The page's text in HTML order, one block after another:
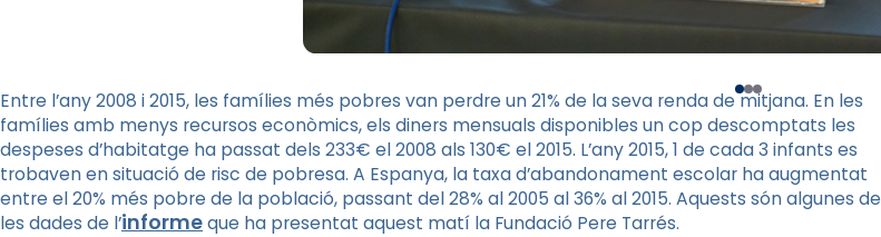
Entre l’any 2008 i 2015, les famílies més pobres van perdre un 21% de la seva renda de mitjana. En les
famílies amb menys recursos econòmics, els diners mensuals disponibles un cop descomptats les
despeses d’habitatge ha passat dels 233€ el 2008 als 130€ el 2015. L’any 2015, 1 de cada 3 infants es
trobaven en situació de risc de pobresa. A Espanya, la taxa d’abandonament escolar ha augmentat
entre el 20% més pobre de la població, passant del 28% al 2005 al 36% al 2015. Aquests són algunes de
les dades de l’informeque ha presentat aquest matí la Fundació Pere Tarrés.